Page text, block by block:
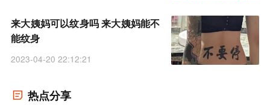
来大姨妈可以纹身吗 来大姨妈能不
能纹身
2023-04-20 22:12:21
热点分享